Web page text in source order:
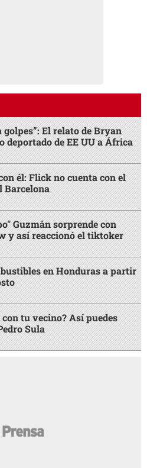
golpes”: El relato de Bryan
deportado de EE UU a África
él: Flick no cuenta con el
Barcelona
Guzmán sorprende con
y así reaccionó el tiktoker
en Honduras a partir
tu vecino? Así puedes
Sula